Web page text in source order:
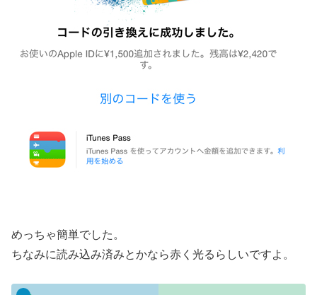
めっちゃ簡単でした。
ちなみに読み込み済みとかなら赤く光るらしいですよ。